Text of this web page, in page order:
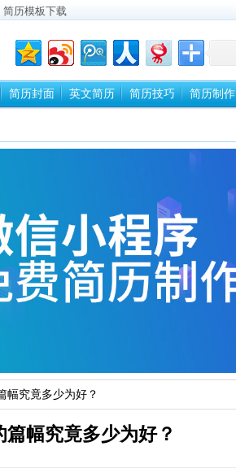
简历模板下载
简历封面 英文简历 简历技巧 简历制作
幅究竟多少为好？
幅究竟多少为好？